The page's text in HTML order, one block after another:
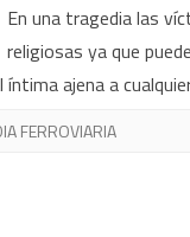
En una tragedia las
religiosas ya que
ajena a
FERROVIARIA